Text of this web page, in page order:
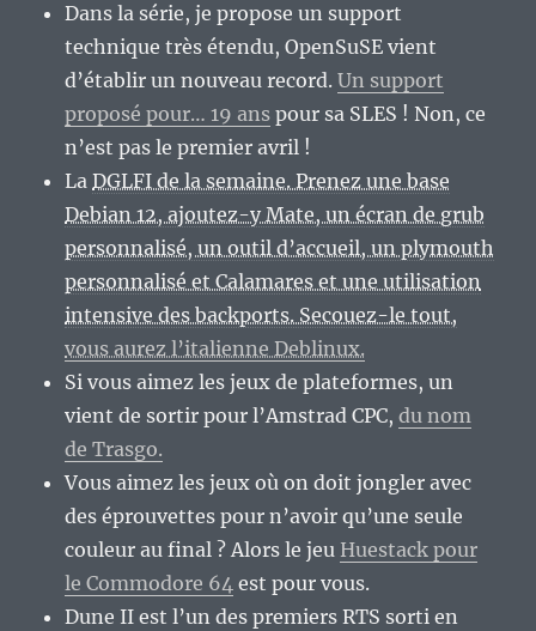
Dans la série, je propose un support
technique très étendu, OpenSuSE vient
d’établir un nouveau record.Un support
proposé pour… 19 ans pour sa SLES ! Non, ce
n’est pas le premier avril !
LaDGLFI de la semaine. Prenez une base
Debian 12, ajoutez-y Mate, un écran de grub
personnalisé, un outil d’accueil, un plymouth
personnalisé et Calamares et une utilisation
intensive des backports. Secouez-le tout,
vous aurez l’italienne Deblinux.
Si vous aimez les jeux de plateformes, un
vient de sortir pour l’Amstrad CPC,du nom
de Trasgo.
Vous aimez les jeux où on doit jongler avec
des éprouvettes pour n’avoir qu’une seule
couleur au final ? Alors le jeu Huestack pour
le Commodore 64 est pour vous.
Dune II est l’un des premiers RTS sorti en